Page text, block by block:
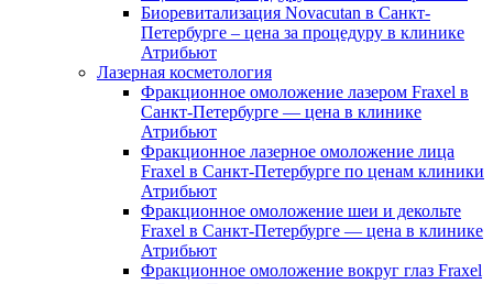
​​Биоревитализация Novacutan в Санкт-
Петербурге – цена за процедуру в клинике
Атрибьют
Лазерная косметология
Фракционное омоложение лазером Fraxel в
Санкт-Петербурге — цена в клинике
Атрибьют
Фракционное лазерное омоложение лица
Fraxel в Санкт-Петербурге по ценам клиники
Атрибьют
Фракционное омоложение шеи и декольте
Fraxel в Санкт-Петербурге — цена в клинике
Атрибьют
Фракционное омоложение вокруг глаз Fraxel